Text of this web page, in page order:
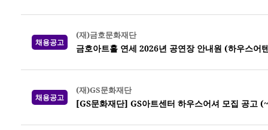
채용공고
(재)금호문화재단
금호아트홀 연세 2026년 공연장 안내원 (하우스어
채용공고
(재)GS문화재단
[GS문화재단] GS아트센터 하우스어셔 모집 공고